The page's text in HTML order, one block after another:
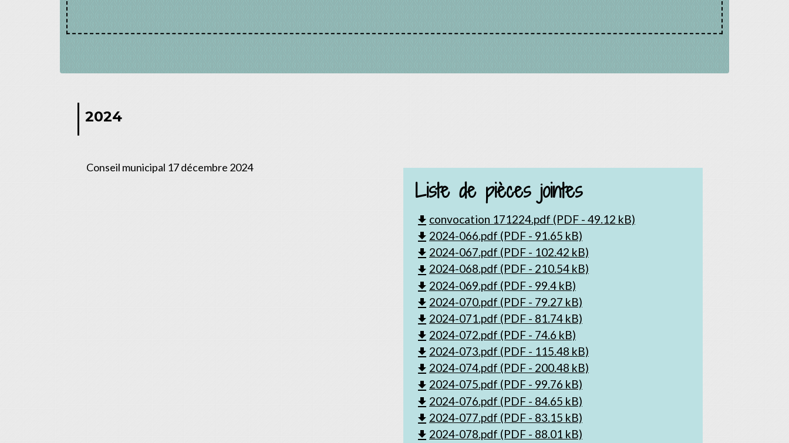
2024
Conseil municipal 17 décembre 2024
Liste de pièces jointes
file_download convocation 171224.pdf (PDF - 49.12 kB)
file_download 2024-066.pdf (PDF - 91.65 kB)
file_download 2024-067.pdf (PDF - 102.42 kB)
file_download 2024-068.pdf (PDF - 210.54 kB)
file_download 2024-069.pdf (PDF - 99.4 kB)
file_download 2024-070.pdf (PDF - 79.27 kB)
file_download 2024-071.pdf (PDF - 81.74 kB)
file_download 2024-072.pdf (PDF - 74.6 kB)
file_download 2024-073.pdf (PDF - 115.48 kB)
file_download 2024-074.pdf (PDF - 200.48 kB)
file_download 2024-075.pdf (PDF - 99.76 kB)
file_download 2024-076.pdf (PDF - 84.65 kB)
file_download 2024-077.pdf (PDF - 83.15 kB)
file_download 2024-078.pdf (PDF - 88.01 kB)